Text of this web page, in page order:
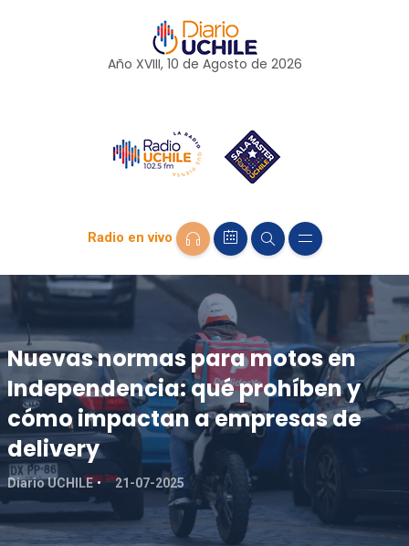
Año XVIII, 10 de Agosto de 2026
Radio en vivo
Nuevas normas para motos en
Independencia: qué prohíben y
cómo impactan a empresas de
delivery
Diario UCHILE 21-07-2025